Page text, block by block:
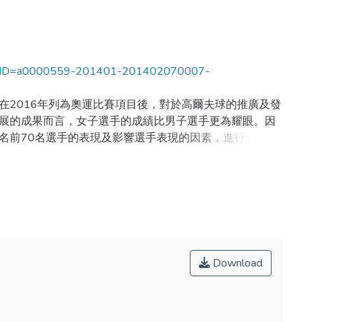
201401-201402070007-
2016年列為奧運比賽項目後，對於高爾夫球的推廣及發
的成果而言，女子選手的成績比男子選手更為耀眼。因
70名選手的表現及影響選手表現的因素，進行分析及
考的依據。本研究結果發現「標準桿上果嶺率」是13
選手在擬訂訓練計劃時，除了以這2個部分的訓練作為
弱的技術加強訓練，才能更有效率地提昇水準。
world. Being included in 2016 Olympic Games has
female golfers outstand male golfers in many
and discussed the performance of the lady golfers who
2000 to 2012 year and also the factors which
Download